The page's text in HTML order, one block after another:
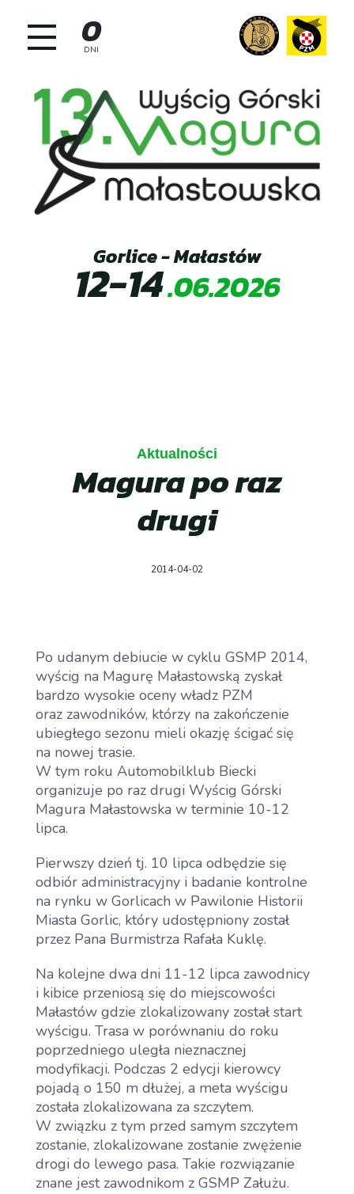
content
0
DNI
Gorlice - Małastów
12-14.06.2026
Aktualności
Magura po raz
drugi
2014-04-02
Po udanym debiucie w cyklu GSMP 2014,
wyścig na Magurę Małastowską zyskał
bardzo wysokie oceny władz PZM
oraz zawodników, którzy na zakończenie
ubiegłego sezonu mieli okazję ścigać się
na nowej trasie.
W tym roku Automobilklub Biecki
organizuje po raz drugi Wyścig Górski
Magura Małastowska w terminie 10-12
lipca.
Pierwszy dzień tj. 10 lipca odbędzie się
odbiór administracyjny i badanie kontrolne
na rynku w Gorlicach w Pawilonie Historii
Miasta Gorlic, który udostępniony został
przez Pana Burmistrza Rafała Kuklę.
Na kolejne dwa dni 11-12 lipca zawodnicy
i kibice przeniosą się do miejscowości
Małastów gdzie zlokalizowany został start
wyścigu. Trasa w porównaniu do roku
poprzedniego uległa nieznacznej
modyfikacji. Podczas 2 edycji kierowcy
pojadą o 150 m dłużej, a meta wyścigu
została zlokalizowana za szczytem.
W związku z tym przed samym szczytem
zostanie, zlokalizowane zostanie zwężenie
drogi do lewego pasa. Takie rozwiązanie
znane jest zawodnikom z GSMP Załużu.